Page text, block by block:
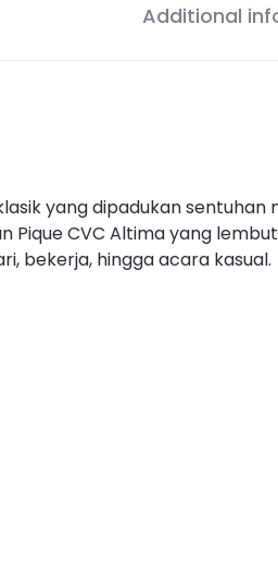
Additional
yang dipadukan
CVC Altima yang
bekerja, hingga acara kasual.